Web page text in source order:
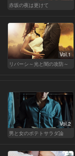
赤坂の夜は更けて
Vol.1
リバーシ～光と闇の攻防～
Vol.2
男と女のポテトサラダ論